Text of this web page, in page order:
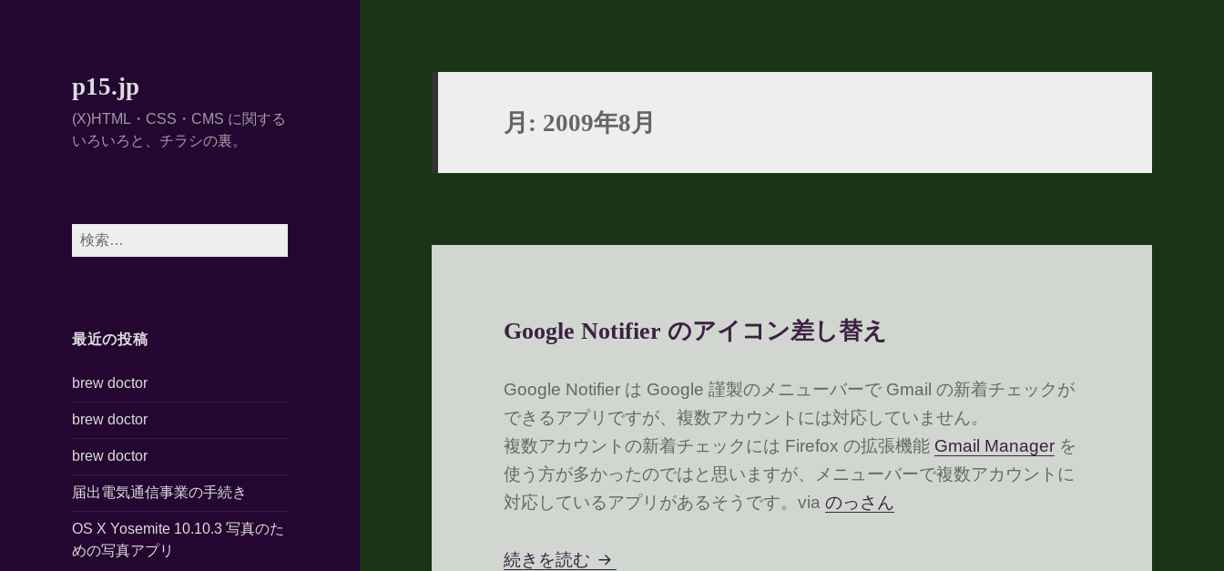
p15.jp
(X)HTML・CSS・CMS に関する
いろいろと、チラシの裏。
検
索:
最近の投稿
brew doctor
brew doctor
brew doctor
届出電気通信事業の手続き
OS X Yosemite 10.10.3 写真のた
めの写真アプリ
月: 2009年8月
Google Notifier のアイコン差し替え
Google Notifier は Google 謹製のメニューバーで Gmail の新着チェックが
できるアプリですが、複数アカウントには対応していません。
複数アカウントの新着チェックには Firefox の拡張機能 Gmail Manager を
使う方が多かったのではと思いますが、メニューバーで複数アカウントに
対応しているアプリがあるそうです。viaのっさん
続きを読む Google Notifier のアイコン差し替え